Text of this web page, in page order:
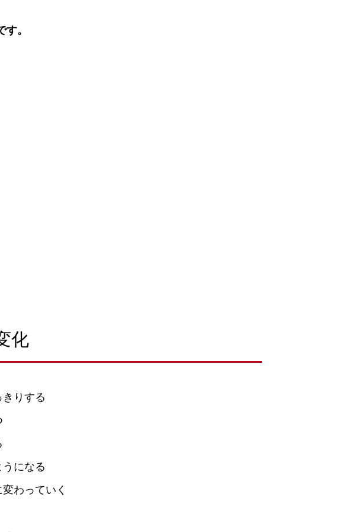
。
化
りする
になる
わっていく